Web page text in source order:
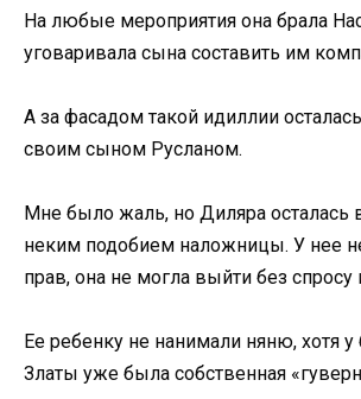
На любые мероприятия она брала
уговаривала сына составить им
А за фасадом такой идиллии
своим сыном Русланом.
Мне было жаль, но Диляра осталась
неким подобием наложницы. У нее
прав, она не могла выйти без спросу
Ее ребенку не нанимали няню, хотя
Златы уже была собственная